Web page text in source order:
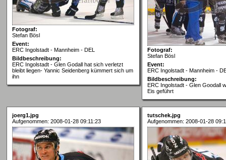
Fotograf:
Stefan Bösl
Event:
ERC Ingolstadt - Mannheim - DEL
Bildbeschreibung:
ERC Ingolstadt - Glen Godall hat sich verletzt
bleibt liegen- Yannic Seidenberg kümmert sich um
ihn
Fotograf:
Stefan Bösl
Event:
ERC Ingolstadt - Mannheim -
Bildbeschreibung:
ERC Ingolstadt - Glen Goodall
Eis geführt
joerg1.jpg
Aufgenommen: 2008-01-28 09:11:23
tutschek.jpg
Aufgenommen: 2008-01-28